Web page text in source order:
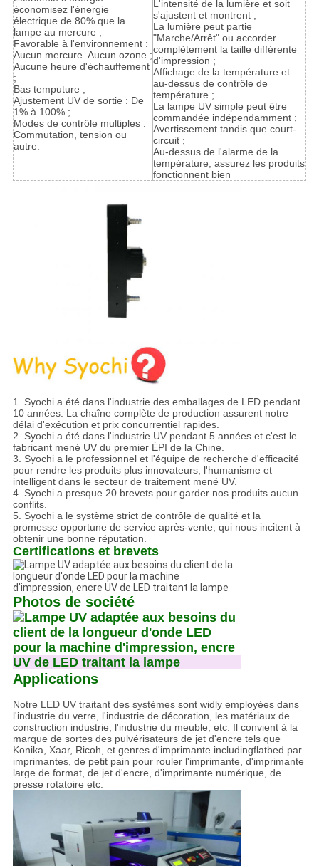
économisez l'énergie
électrique de 80% que la
lampe au mercure ;
Favorable à l'environnement :
Aucun mercure. Aucun ozone ;
Aucune heure d'échauffement
;
Bas temputure ;
Ajustement UV de sortie : De
1% à 100% ;
Modes de contrôle multiples :
Commutation, tension ou
autre.
L'intensité de la lumière et soit
s'ajustent et montrent ;
La lumière peut partie
"Marche/Arrêt" ou accorder
complètement la taille différente
d'impression ;
Affichage de la température et
au-dessus de contrôle de
température ;
La lampe UV simple peut être
commandée indépendamment ;
Avertissement tandis que court-
circuit ;
Au-dessus de l'alarme de la
température, assurez les produits
fonctionnent bien
1. Syochi a été dans l'industrie des emballages de LED pendant
10 années. La chaîne complète de production assurent notre
délai d'exécution et prix concurrentiel rapides.
2. Syochi a été dans l'industrie UV pendant 5 années et c'est le
fabricant mené UV du premier ÉPI de la Chine.
3. Syochi a le professionnel et l'équipe de recherche d'efficacité
pour rendre les produits plus innovateurs, l'humanisme et
intelligent dans le secteur de traitement mené UV.
4. Syochi a presque 20 brevets pour garder nos produits aucun
conflits.
5. Syochi a le système strict de contrôle de qualité et la
promesse opportune de service après-vente, qui nous incitent à
obtenir une bonne réputation.
Certifications et brevets
Photos de société
Applications
Notre LED UV traitant des systèmes sont widly employées dans
l'industrie du verre, l'industrie de décoration, les matériaux de
construction industrie, l'industrie du meuble, etc. Il convient à la
marque de sortes des pulvérisateurs de jet d'encre tels que
Konika, Xaar, Ricoh, et genres d'imprimante includingflatbed par
imprimantes, de petit pain pour rouler l'imprimante, d'imprimante
large de format, de jet d'encre, d'imprimante numérique, de
presse rotatoire etc.